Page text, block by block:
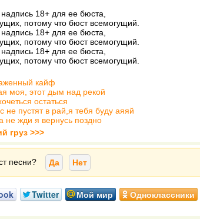
18+ для ее бюста,
потому что бюст всемогущий.
18+ для ее бюста,
потому что бюст всемогущий.
18+ для ее бюста,
потому что бюст всемогущий.
кайф
моя, этот дым над рекой
остаться
не пустят в рай,я тебя буду аяяй
не жди я вернусь поздно
груз >>>
песни? Да Нет
Twitter Мой мир Одноклассники